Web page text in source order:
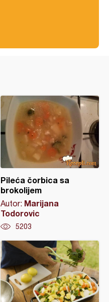
Pileća čorbica sa
brokolijem
Autor: Marijana
Todorovic
5203